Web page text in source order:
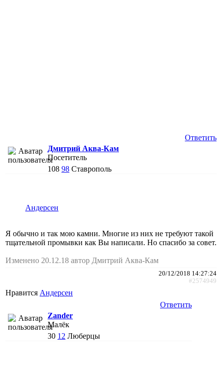
Ответить
Дмитрий Аква-Кам
Посетитель
108 98 Ставрополь
Андерсен
Я обычно и так мою камни. Многие из них не требуют такой
тщательной промывки как Вы написали. Но спасибо за совет.
Изменено 20.12.18 автор Дмитрий Аква-Кам
20/12/2018 14:27:24
#2574949
Нравится Андерсен
Ответить
Zander
Малёк
30 12 Люберцы